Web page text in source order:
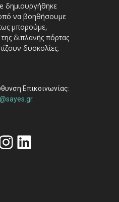
δημιουργήθηκε
να βοηθήσουμε
μπορούμε,
διπλανής πόρτας
δυσκολίες.
Επικοινωνίας:
Linkedin